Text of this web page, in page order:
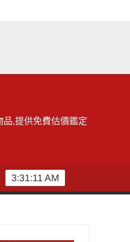
價雲林收購手錶的機會
,提供免費估價鑑定
3:31:11 AM